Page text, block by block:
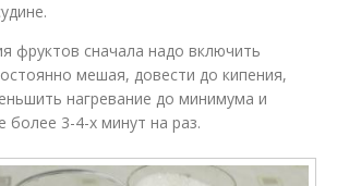
фруктов сначала надо включить
мешая, довести до кипения,
нагревание до минимума и
более 3-4-х минут на раз.